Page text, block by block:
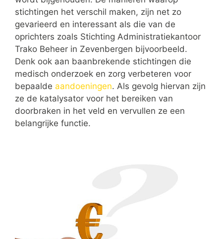
stichtingen het verschil maken, zijn net zo
gevarieerd en interessant als die van de
oprichters zoals Stichting Administratiekantoor
Trako Beheer in Zevenbergen bijvoorbeeld.
Denk ook aan baanbrekende stichtingen die
medisch onderzoek en zorg verbeteren voor
bepaalde aandoeningen. Als gevolg hiervan zijn
ze de katalysator voor het bereiken van
doorbraken in het veld en vervullen ze een
belangrijke functie.